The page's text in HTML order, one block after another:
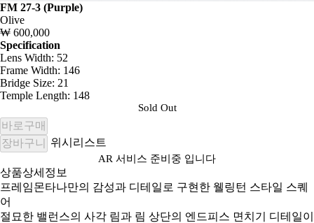
FM 27-3 (Purple)
Olive
₩ 600,000
Specification
Lens Width: 52
Frame Width: 146
Bridge Size: 21
Temple Length: 148
Sold Out
바로구매
장바구니
위시리스트
AR 서비스 준비중 입니다
상품상세정보
프레임몬타나만의 감성과 디테일로 구현한 웰링턴 스타일 스퀘
어
절묘한 밸런스의 사각 림과 림 상단의 엔드피스 면치기 디테일이